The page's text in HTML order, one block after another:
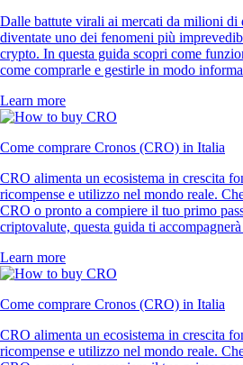
Dalle battute virali ai mercati da milioni di
diventate uno dei fenomeni più
crypto. In questa guida scopri come
come comprarle e gestirle in modo
Learn more
Come comprare Cronos (CRO) in Italia
CRO alimenta un ecosistema in crescita
ricompense e utilizzo nel mondo reale.
CRO o pronto a compiere il tuo primo
criptovalute, questa guida ti
Learn more
Come comprare Cronos (CRO) in Italia
CRO alimenta un ecosistema in crescita
ricompense e utilizzo nel mondo reale.